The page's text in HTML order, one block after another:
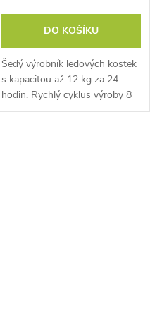
DO KOŠÍKU
Šedý výrobník ledových kostek
s kapacitou až 12 kg za 24
hodin. Rychlý cyklus výroby 8
ledových kostek trvá v průměru